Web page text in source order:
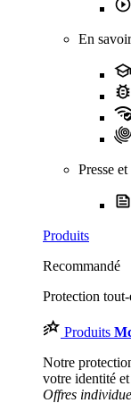
En
Presse
Produits
Recommandé
Protection
Produits
Notre
votre identité
Offres